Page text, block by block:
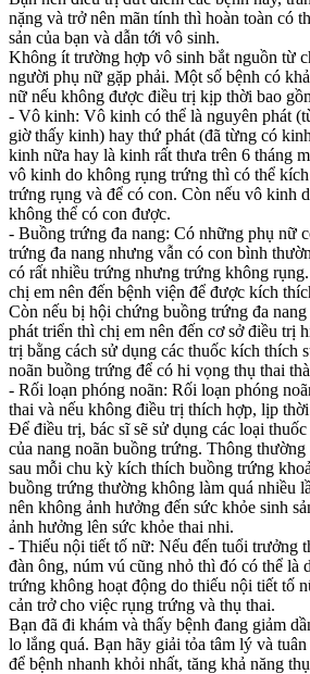
nặng và trở nên mãn tính thì hoàn toàn có
sản của bạn và dẫn tới vô sinh.
Không ít trường hợp vô sinh bắt nguồn từ
người phụ nữ gặp phải. Một số bệnh có
nữ nếu không được điều trị kịp thời bao
- Vô kinh: Vô kinh có thể là nguyên phát
giờ thấy kinh) hay thứ phát (đã từng có
kinh nữa hay là kinh rất thưa trên 6 tháng
vô kinh do không rụng trứng thì có thể
trứng rụng và để có con. Còn nếu vô kinh
không thể có con được.
- Buồng trứng đa nang: Có những phụ nữ
trứng đa nang nhưng vẫn có con bình
có rất nhiều trứng nhưng trứng không
chị em nên đến bệnh viện để được kíc‌h
Còn nếu bị hội chứng buồng trứng đa
phát triển thì chị em nên đến cơ sở điều trị
trị bằng cách sử dụng các thuốc kíc‌h thí‌ch
noãn buồng trứng để có hi vọng thụ thai
- Rối loạn phóng noãn: Rối loạn phóng
thai và nếu không điều trị thích hợp, lịp
Để điều trị, bác sĩ sẽ sử dụng các loại
của nang noãn buồng trứng. Thông
sau mỗi chu kỳ kíc‌h thí‌ch buồng trứng
buồng trứng thường không làm quá nhiều
nên không ảnh hưởng đến sức khỏe sinh
ảnh hưởng lên sức khỏe thai nhi.
- Thiếu nội tiết tố nữ: Nếu đến tuổi trưởng
đàn ông, núm v‌ú cũng nhỏ thì đó có thể là
trứng không hoạt động do thiếu nội tiết tố
cản trở cho việc rụng trứng và thụ thai.
Bạn đã đi khám và thấy bệnh đang giảm
lo lắng quá. Bạn hãy giải tỏa tâm lý và
để bệnh nhanh khỏi nhất, tăng khả năng